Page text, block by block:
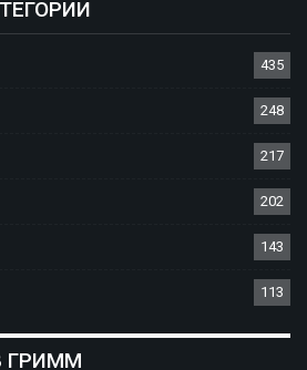
435
248
217
202
143
113
ГРИММ